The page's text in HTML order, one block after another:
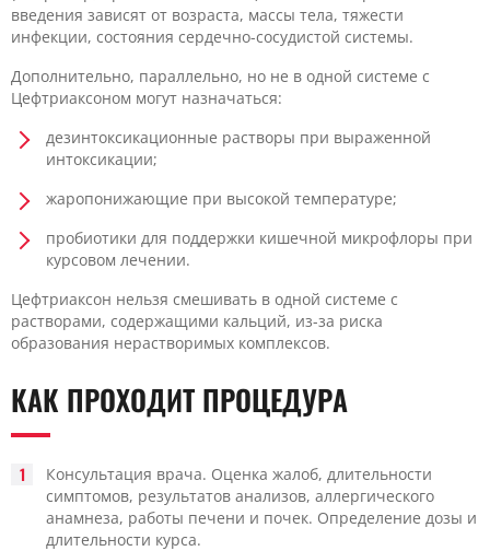
введения зависят от возраста, массы тела, тяжести
инфекции, состояния сердечно-сосудистой системы.
Дополнительно, параллельно, но не в одной системе с
Цефтриаксоном могут назначаться:
дезинтоксикационные растворы при выраженной
интоксикации;
жаропонижающие при высокой температуре;
пробиотики для поддержки кишечной микрофлоры при
курсовом лечении.
Цефтриаксон нельзя смешивать в одной системе с
растворами, содержащими кальций, из-за риска
образования нерастворимых комплексов.
КАК ПРОХОДИТ ПРОЦЕДУРА
Консультация врача. Оценка жалоб, длительности
симптомов, результатов анализов, аллергического
анамнеза, работы печени и почек. Определение дозы и
длительности курса.